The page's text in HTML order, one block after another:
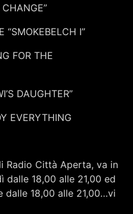
CHANGE”
“SMOKEBELCH I”
FOR THE
DAUGHTER”
EVERYTHING
Radio Città Aperta, va in
18,00 alle 21,00 ed
dalle 18,00 alle 21,00…vi